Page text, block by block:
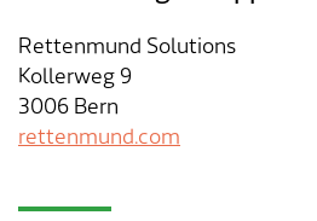
Rettenmund Solutions
Kollerweg 9
3006 Bern
rettenmund.com
Abfall
Tiere
Kindertagesstätte
Mitarbeitende